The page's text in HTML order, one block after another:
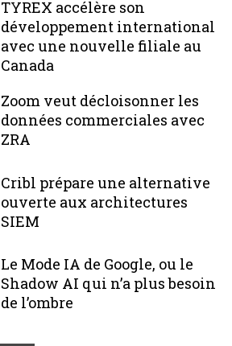
TYREX accélère son
développement international
avec une nouvelle filiale au
Canada
Zoom veut décloisonner les
données commerciales avec
ZRA
Cribl prépare une alternative
ouverte aux architectures
SIEM
Le Mode IA de Google, ou le
Shadow AI qui n’a plus besoin
de l’ombre